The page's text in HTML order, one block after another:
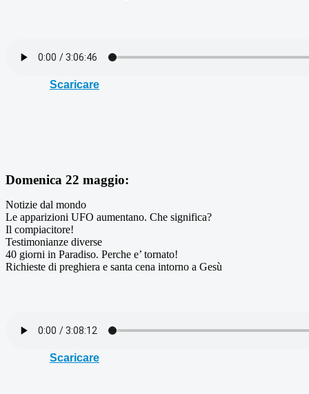
Scaricare
Domenica 22 maggio:
Notizie dal mondo
Le apparizioni UFO aumentano. Che significa?
Il compiacitore!
Testimonianze diverse
40 giorni in Paradiso. Perche e’ tornato!
Richieste di preghiera e santa cena intorno a Gesù
Scaricare